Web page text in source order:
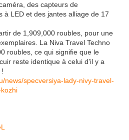
des capteurs de
à LED et des jantes alliage de 17
de 1,909,000 roubles, pour une
La Niva Travel Techno
roubles, ce qui signifie que le
reste identique à celui d’il y a
news/specversiya-lady-nivy-travel-